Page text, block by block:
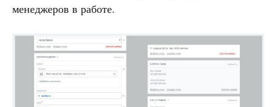
менеджеров в работе.